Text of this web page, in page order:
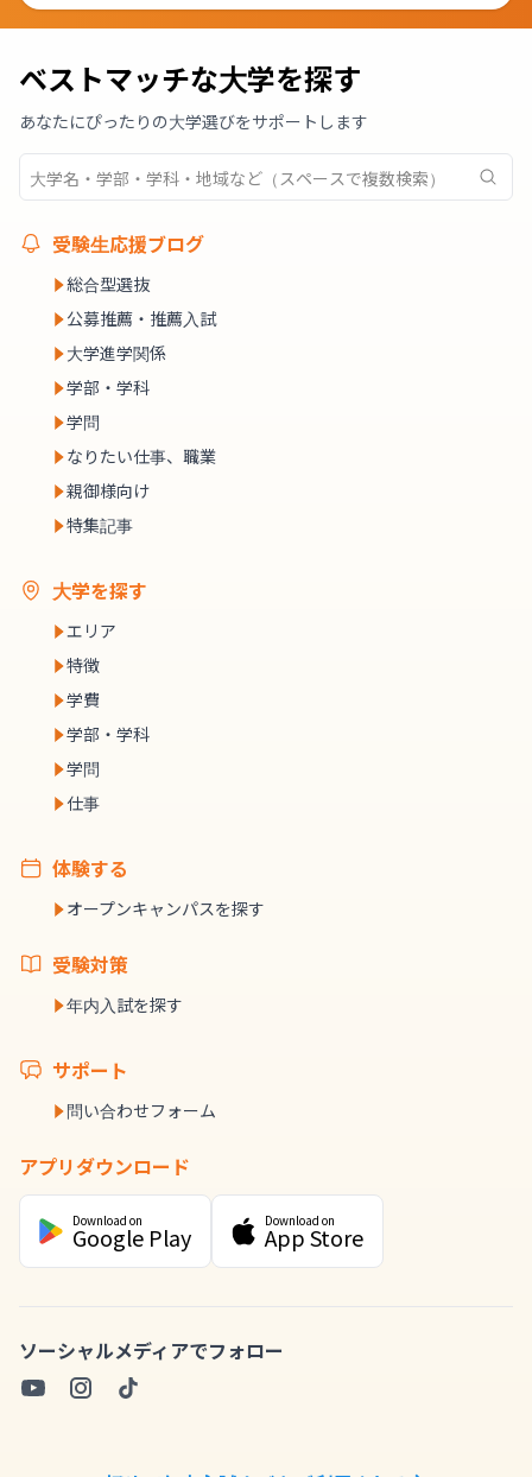
ベストマッチな大学を探す
あなたにぴったりの大学選びをサポートします
受験生応援ブログ
総合型選抜
公募推薦・推薦入試
大学進学関係
学部・学科
学問
なりたい仕事、職業
親御様向け
特集記事
大学を探す
エリア
特徴
学費
学部・学科
学問
仕事
体験する
オープンキャンパスを探す
受験対策
年内入試を探す
サポート
問い合わせフォーム
アプリダウンロード
Download on
Google Play
Download on
App Store
ソーシャルメディアでフォロー